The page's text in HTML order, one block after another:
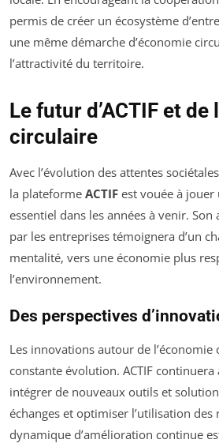
permis de créer un écosystème
une même démarche d’économie
l’attractivité du territoire.
Le futur d’ACTIF et de
circulaire
Avec l’évolution des attentes
la plateforme ACTIF est vouée à
essentiel dans les années à venir.
par les entreprises témoignera d’un
mentalité, vers une économie plus
l’environnement.
Des perspectives
Les innovations autour de l’économie
constante évolution. ACTIF continuera
intégrer de nouveaux outils et
échanges et optimiser l’utilisation des
dynamique d’amélioration continue